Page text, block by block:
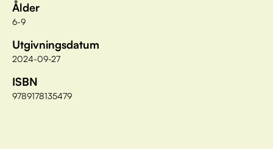
Ålder
6-9
Utgivningsdatum
2024-09-27
ISBN
9789178135479